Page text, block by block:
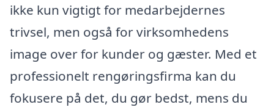
ikke kun vigtigt for medarbejdernes
trivsel, men også for virksomhedens
image over for kunder og gæster. Med et
professionelt rengøringsfirma kan du
fokusere på det, du gør bedst, mens du